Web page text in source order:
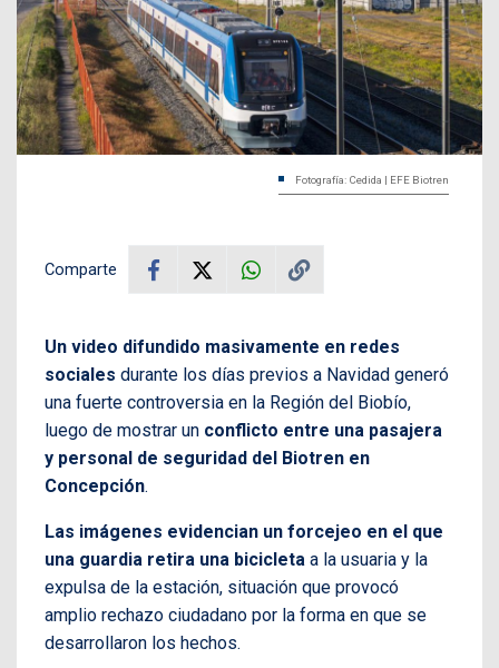
Fotografía: Cedida | EFE Biotren
Comparte
Un video difundido masivamente en redes
sociales durante los días previos a Navidad generó
una fuerte controversia en la Región del Biobío,
luego de mostrar un conflicto entre una pasajera
y personal de seguridad del Biotren en
Concepción.
Las imágenes evidencian un forcejeo en el que
una guardia retira una bicicleta a la usuaria y la
expulsa de la estación, situación que provocó
amplio rechazo ciudadano por la forma en que se
desarrollaron los hechos.